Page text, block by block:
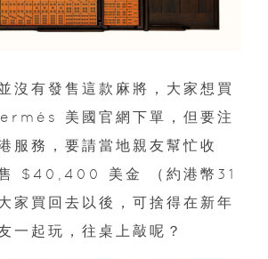
沒有發售這款麻將，大家想買
美國官網下單，但要注
服務，要請當地親友幫忙收
$40,400 美金 （約港幣31
家買回去以後，可捨得在新年
一起玩，往桌上敲呢？